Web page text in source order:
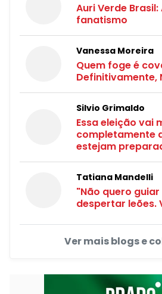
Auri Verde
fanatismo
Vanessa Moreira
Quem foge é
Definitivamente,
Silvio Grimaldo
Essa eleição vai
completamente
estejam
Tatiana Mandelli
"Não quero
despertar leões.
Ver mais blogs e